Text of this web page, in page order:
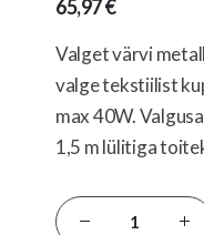
65,97 €
Valget värvi
valge tekstiilist
max 40W.
1,5 m lülitiga